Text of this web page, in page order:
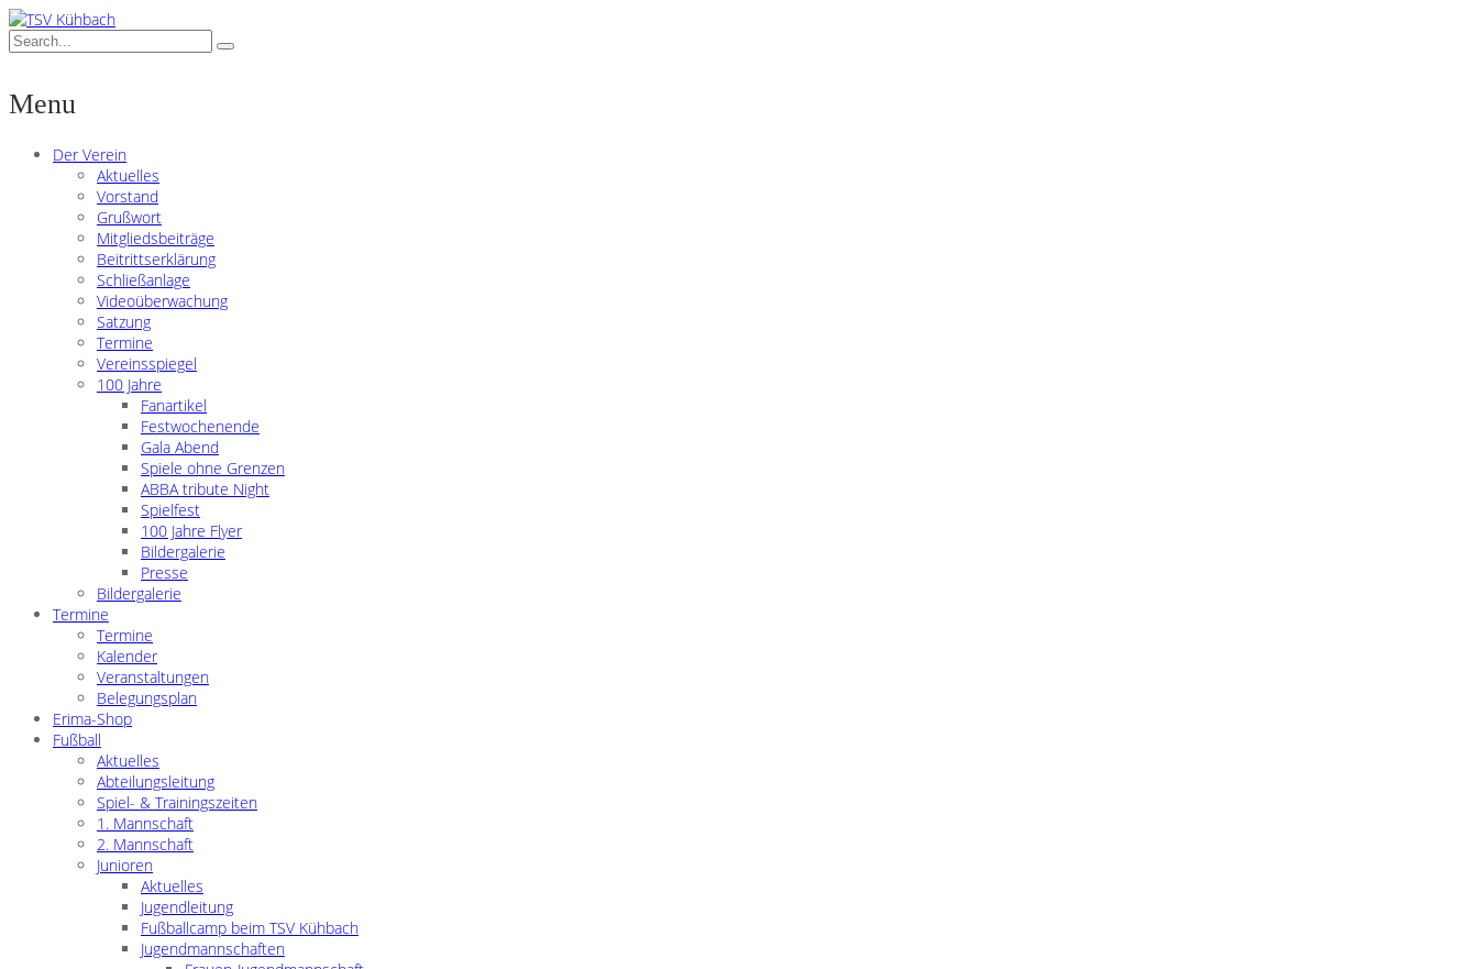
Menu
Der Verein
Aktuelles
Vorstand
Grußwort
Mitgliedsbeiträge
Beitrittserklärung
Schließanlage
Videoüberwachung
Satzung
Termine
Vereinsspiegel
100 Jahre
Fanartikel
Festwochenende
Gala Abend
Spiele ohne Grenzen
ABBA tribute Night
Spielfest
100 Jahre Flyer
Bildergalerie
Presse
Bildergalerie
Termine
Termine
Kalender
Veranstaltungen
Belegungsplan
Erima-Shop
Fußball
Aktuelles
Abteilungsleitung
Spiel- & Trainingszeiten
1. Mannschaft
2. Mannschaft
Junioren
Aktuelles
Jugendleitung
Fußballcamp beim TSV Kühbach
Jugendmannschaften